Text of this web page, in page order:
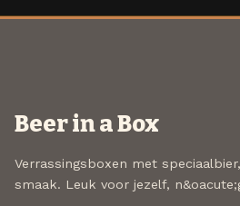
Beer in a Box
Verrassingsboxen met
smaak. Leuk voor jezelf,